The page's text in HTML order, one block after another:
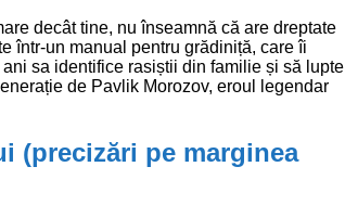
decât tine, nu înseamnă că are dreptate
într-un manual pentru grădiniță, care îi
sa identifice rasiștii din familie și să lupte
de Pavlik Morozov, eroul legendar
(precizări pe marginea